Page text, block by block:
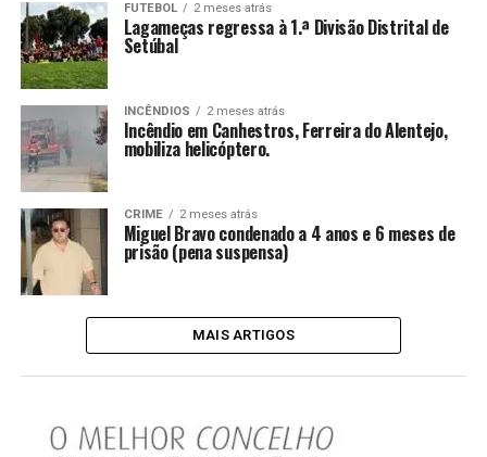
FUTEBOL 2 meses atrás
Lagameças regressa à 1.ª Divisão Distrital de
Setúbal
INCÊNDIOS 2 meses atrás
Incêndio em Canhestros, Ferreira do Alentejo,
mobiliza helicóptero.
CRIME 2 meses atrás
Miguel Bravo condenado a 4 anos e 6 meses de
prisão (pena suspensa)
MAIS ARTIGOS